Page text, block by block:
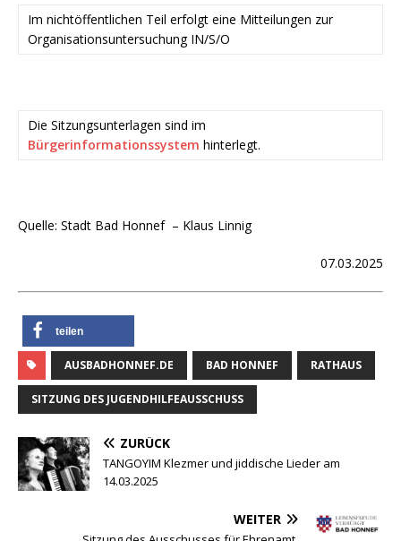
Im nichtöffentlichen Teil erfolgt eine Mitteilungen zur
Organisationsuntersuchung IN/S/O
Die Sitzungsunterlagen sind im
Bürgerinformationssystem hinterlegt.
Quelle: Stadt Bad Honnef – Klaus Linnig
07.03.2025
teilen
AUSBADHONNEF.DE BAD HONNEF RATHAUS
SITZUNG DES JUGENDHILFEAUSSCHUSS
ZURÜCK
TANGOYIM Klezmer und jiddische Lieder am
14.03.2025
WEITER